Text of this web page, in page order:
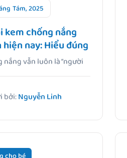
Tám, 2025
kem chống nắng
nay: Hiểu đúng
nắng vẫn luôn là “người
lặng, bảo.
bởi:Nguyễn Linh